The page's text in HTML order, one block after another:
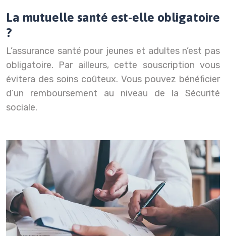
La mutuelle santé est-elle obligatoire
?
L’assurance santé pour jeunes et adultes n’est pas
obligatoire. Par ailleurs, cette souscription vous
évitera des soins coûteux. Vous pouvez bénéficier
d’un remboursement au niveau de la Sécurité
sociale.